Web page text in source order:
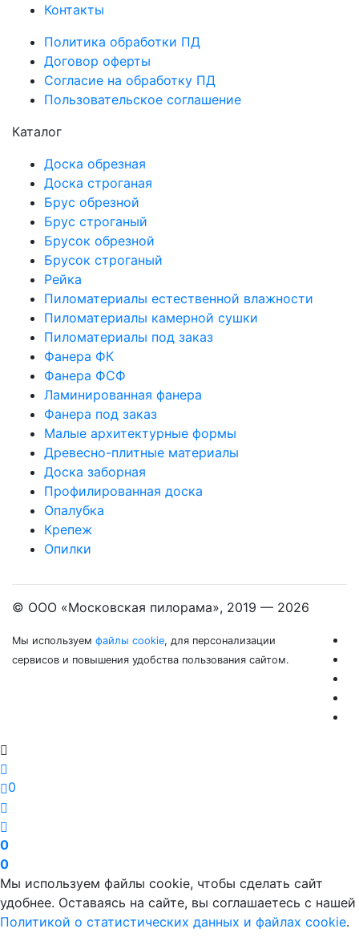
Контакты
Политика обработки ПД
Договор оферты
Согласие на обработку ПД
Пользовательское соглашение
Каталог
Доска обрезная
Доска строганая
Брус обрезной
Брус строганый
Брусок обрезной
Брусок строганый
Рейка
Пиломатериалы естественной влажности
Пиломатериалы камерной сушки
Пиломатериалы под заказ
Фанера ФК
Фанера ФСФ
Ламинированная фанера
Фанера под заказ
Малые архитектурные формы
Древесно-плитные материалы
Доска заборная
Профилированная доска
Опалубка
Крепеж
Опилки
© ООО «Московская пилорама», 2019 — 2026
Мы используем файлы cookie, для персонализации
сервисов и повышения удобства пользования сайтом.
0
0
0
Мы используем файлы cookie, чтобы сделать сайт
удобнее. Оставаясь на сайте, вы соглашаетесь с нашей
Политикой о статистических данных и файлах cookie.